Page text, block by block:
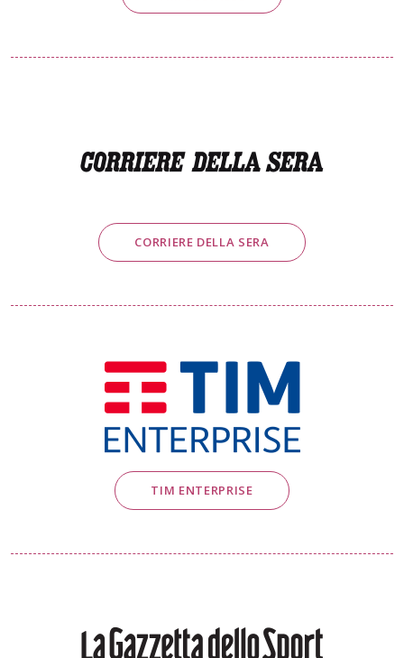
CORRIERE DELLA SERA
TIM ENTERPRISE